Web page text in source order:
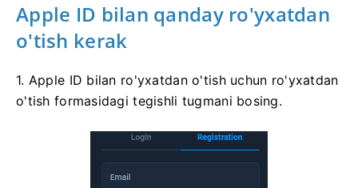
Apple ID bilan qanday ro'yxatdan
o'tish kerak
1. Apple ID bilan ro'yxatdan o'tish uchun ro'yxatdan
o'tish formasidagi tegishli tugmani bosing.